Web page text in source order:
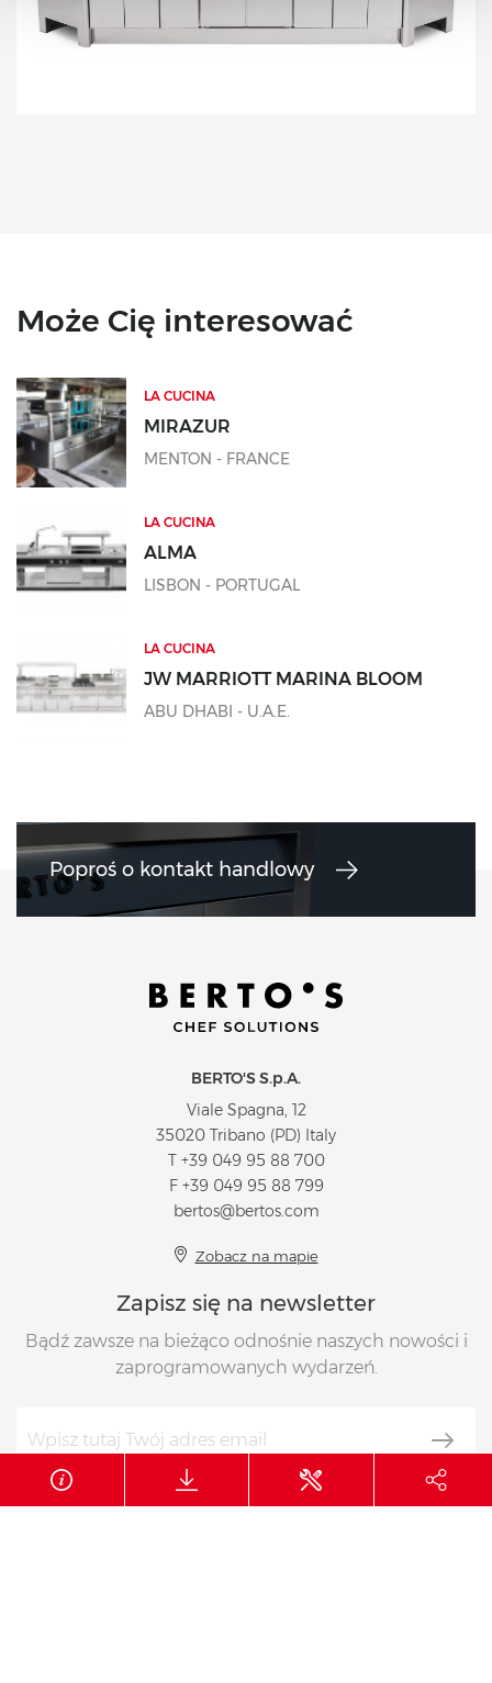
Może Cię interesować
LA CUCINA
MIRAZUR
MENTON - FRANCE
LA CUCINA
ALMA
LISBON - PORTUGAL
LA CUCINA
JW MARRIOTT MARINA BLOOM
ABU DHABI - U.A.E.
Poproś o kontakt handlowy
BERTO'S S.p.A.
Viale Spagna, 12
35020 Tribano (PD) Italy
T +39 049 95 88 700
F +39 049 95 88 799
bertos@bertos.com
Zobacz na mapie
Zapisz się na newsletter
Bądź zawsze na bieżąco odnośnie naszych nowości i
zaprogramowanych wydarzeń.